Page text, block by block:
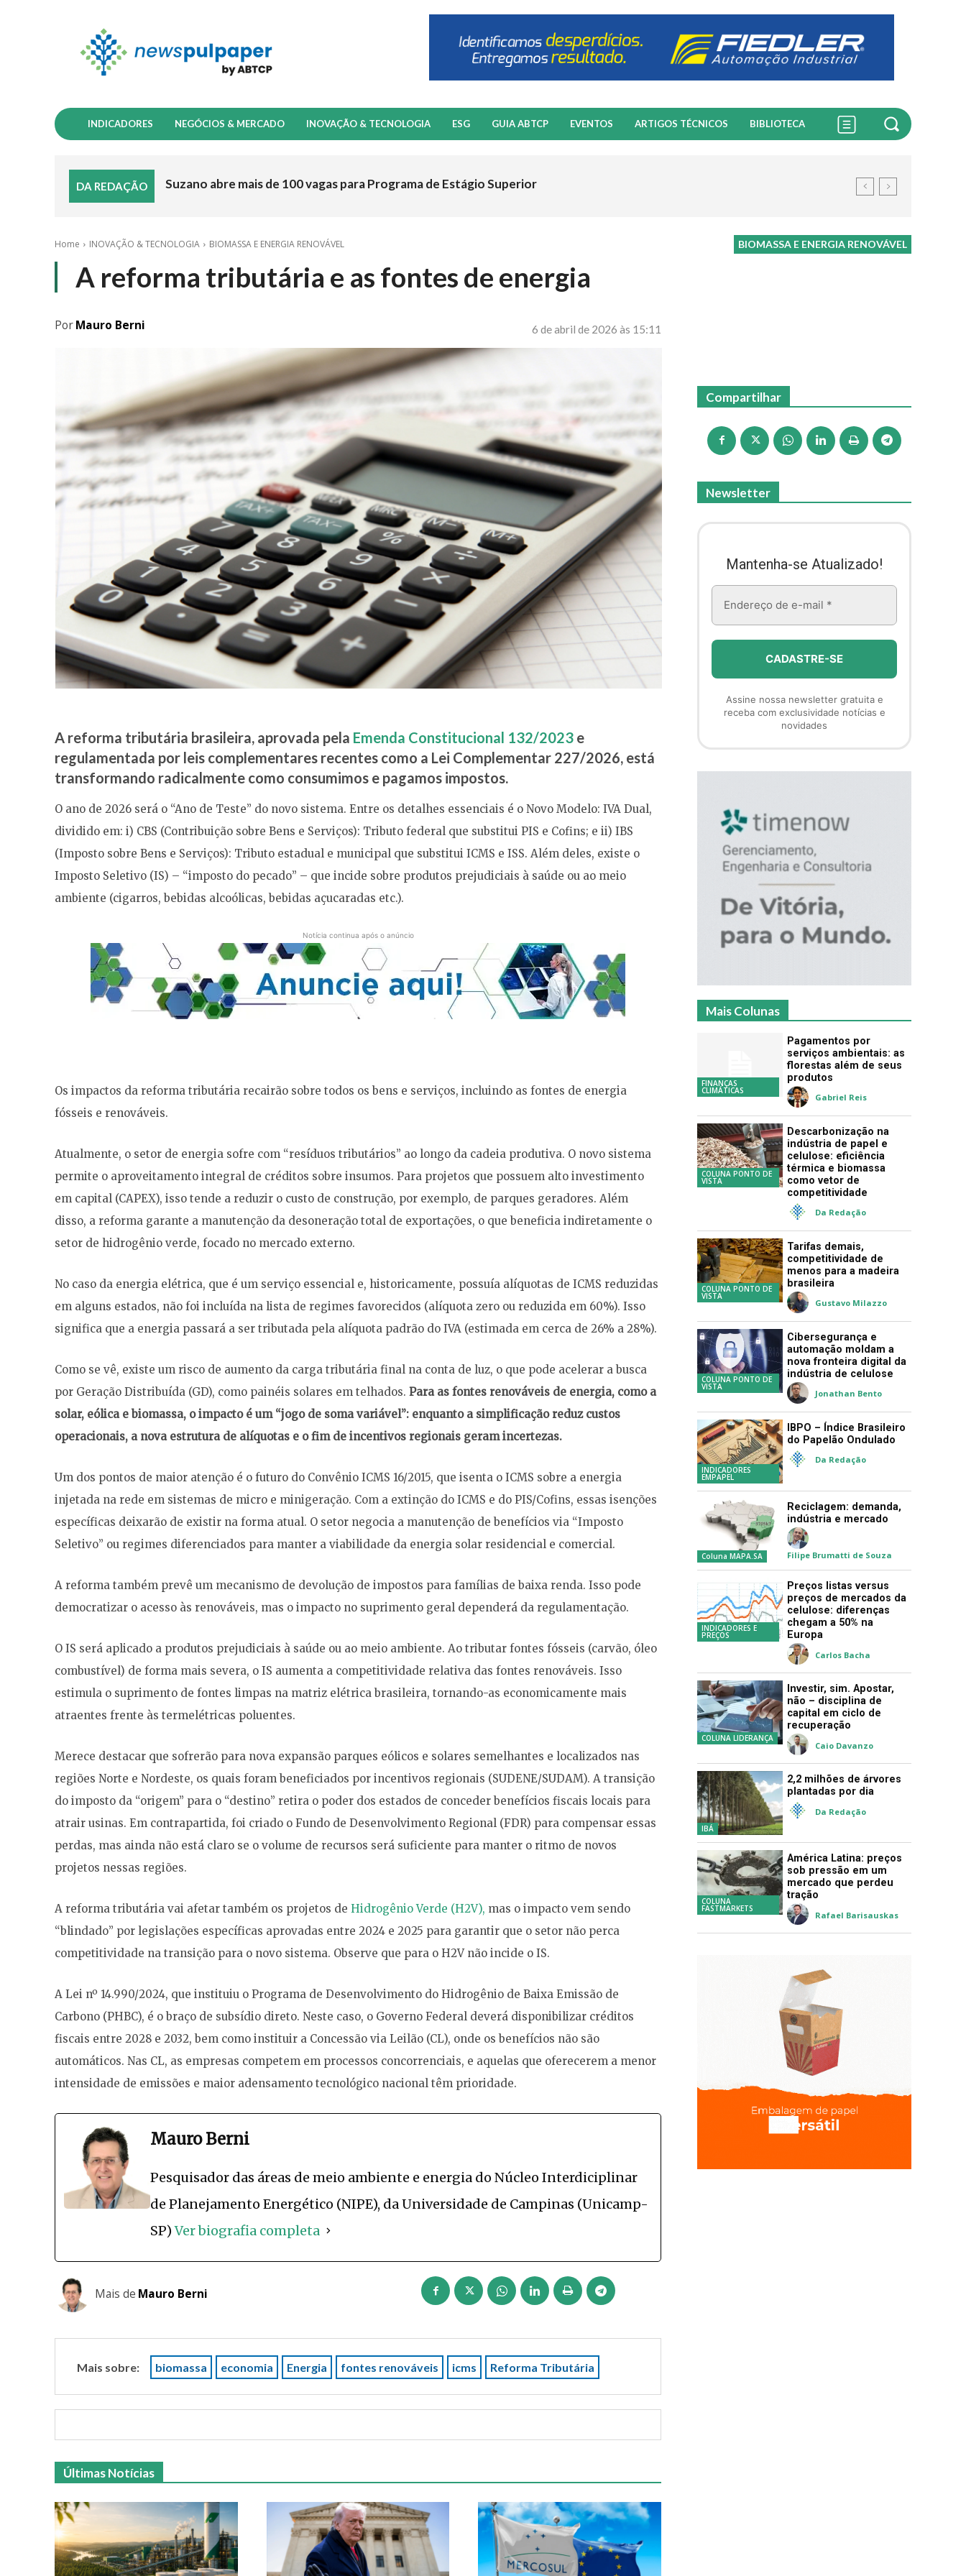
INDICADORES NEGÓCIOS & MERCADO INOVAÇÃO & TECNOLOGIA ESG GUIA ABTCP EVENTOS ARTIGOS TÉCNICOS BIBLIOTECA
DA REDAÇÃO Suzano abre mais de 100 vagas para Programa de Estágio Superior
Home INOVAÇÃO & TECNOLOGIA BIOMASSA E ENERGIA RENOVÁVEL
A reforma tributária e as fontes de energia
BIOMASSA E ENERGIA RENOVÁVEL
PorMauro Berni 6 de abril de 2026 às 15:11
A reforma tributária brasileira, aprovada pela Emenda Constitucional 132/2023 e
regulamentada por leis complementares recentes como a Lei Complementar 227/2026, está
transformando radicalmente como consumimos e pagamos impostos.
O ano de 2026 será o “Ano de Teste” do novo sistema. Entre os detalhes essenciais é o Novo Modelo: IVA Dual,
dividido em: i) CBS (Contribuição sobre Bens e Serviços): Tributo federal que substitui PIS e Cofins; e ii) IBS
(Imposto sobre Bens e Serviços): Tributo estadual e municipal que substitui ICMS e ISS. Além deles, existe o
Imposto Seletivo (IS) – “imposto do pecado” – que incide sobre produtos prejudiciais à saúde ou ao meio
ambiente (cigarros, bebidas alcoólicas, bebidas açucaradas etc.).
Notícia continua após o anúncio
Os impactos da reforma tributária recairão sobre todos os bens e serviços, incluindo as fontes de energia
fósseis e renováveis.
Atualmente, o setor de energia sofre com “resíduos tributários” ao longo da cadeia produtiva. O novo sistema
permite o aproveitamento integral de créditos sobre insumos. Para projetos que possuem alto investimento
em capital (CAPEX), isso tende a reduzir o custo de construção, por exemplo, de parques geradores. Além
disso, a reforma garante a manutenção da desoneração total de exportações, o que beneficia indiretamente o
setor de hidrogênio verde, focado no mercado externo.
No caso da energia elétrica, que é um serviço essencial e, historicamente, possuía alíquotas de ICMS reduzidas
em alguns estados, não foi incluída na lista de regimes favorecidos (alíquota zero ou reduzida em 60%). Isso
significa que a energia passará a ser tributada pela alíquota padrão do IVA (estimada em cerca de 26% a 28%).
Como se vê, existe um risco de aumento da carga tributária final na conta de luz, o que pode acelerar a busca
por Geração Distribuída (GD), como painéis solares em telhados. Para as fontes renováveis de energia, como a
solar, eólica e biomassa, o impacto é um “jogo de soma variável”: enquanto a simplificação reduz custos
operacionais, a nova estrutura de alíquotas e o fim de incentivos regionais geram incertezas.
Um dos pontos de maior atenção é o futuro do Convênio ICMS 16/2015, que isenta o ICMS sobre a energia
injetada na rede em sistemas de micro e minigeração. Com a extinção do ICMS e do PIS/Cofins, essas isenções
específicas deixarão de existir na forma atual. O setor negocia a manutenção de benefícios via “Imposto
Seletivo” ou regimes diferenciados para manter a viabilidade da energia solar residencial e comercial.
A reforma também prevê um mecanismo de devolução de impostos para famílias de baixa renda. Isso pode
democratizar o acesso às renováveis, mas o impacto no suprimento geral dependerá da regulamentação.
O IS será aplicado a produtos prejudiciais à saúde ou ao meio ambiente. Ao tributar fontes fósseis (carvão, óleo
combustível) de forma mais severa, o IS aumenta a competitividade relativa das fontes renováveis. Isso
estimula o suprimento de fontes limpas na matriz elétrica brasileira, tornando-as economicamente mais
atraentes frente às termelétricas poluentes.
Merece destacar que sofrerão para nova expansão parques eólicos e solares semelhantes e localizados nas
regiões Norte e Nordeste, os quais foram beneficiados por incentivos regionais (SUDENE/SUDAM). A transição
do imposto da “origem” para o “destino” retira o poder dos estados de conceder benefícios fiscais locais para
atrair usinas. Em contrapartida, foi criado o Fundo de Desenvolvimento Regional (FDR) para compensar essas
perdas, mas ainda não está claro se o volume de recursos será suficiente para manter o ritmo de novos
projetos nessas regiões.
A reforma tributária vai afetar também os projetos de Hidrogênio Verde (H2V), mas o impacto vem sendo
“blindado” por legislações específicas aprovadas entre 2024 e 2025 para garantir que o setor não perca
competitividade na transição para o novo sistema. Observe que para o H2V não incide o IS.
A Lei nº 14.990/2024, que instituiu o Programa de Desenvolvimento do Hidrogênio de Baixa Emissão de
Carbono (PHBC), é o braço de subsídio direto. Neste caso, o Governo Federal deverá disponibilizar créditos
fiscais entre 2028 e 2032, bem como instituir a Concessão via Leilão (CL), onde os benefícios não são
automáticos. Nas CL, as empresas competem em processos concorrenciais, e aquelas que oferecerem a menor
intensidade de emissões e maior adensamento tecnológico nacional têm prioridade.
Mauro Berni
Pesquisador das áreas de meio ambiente e energia do Núcleo Interdiciplinar
de Planejamento Energético (NIPE), da Universidade de Campinas (Unicamp-
SP)Ver biografia completa
Mais de Mauro Berni
Mais sobre: biomassa economia Energia fontes renováveis icms Reforma Tributária
Últimas Notícias
Compartilhar
Newsletter
Mantenha-se Atualizado!
Assine nossa newsletter gratuita e
receba com exclusividade notícias e
novidades
Mais Colunas
FINANÇAS
CLIMÁTICAS
Pagamentos por
serviços ambientais: as
florestas além de seus
produtos
Gabriel Reis
COLUNA PONTO DE
VISTA
Descarbonização na
indústria de papel e
celulose: eficiência
térmica e biomassa
como vetor de
competitividade
Da Redação
COLUNA PONTO DE
VISTA
Tarifas demais,
competitividade de
menos para a madeira
brasileira
Gustavo Milazzo
COLUNA PONTO DE
VISTA
Cibersegurança e
automação moldam a
nova fronteira digital da
indústria de celulose
Jonathan Bento
INDICADORES
EMPAPEL
IBPO – Índice Brasileiro
do Papelão Ondulado
Da Redação
Coluna MAPA.SA
Reciclagem: demanda,
indústria e mercado
Filipe Brumatti de Souza
INDICADORES E
PREÇOS
Preços listas versus
preços de mercados da
celulose: diferenças
chegam a 50% na
Europa
Carlos Bacha
COLUNA LIDERANÇA
Investir, sim. Apostar,
não – disciplina de
capital em ciclo de
recuperação
Caio Davanzo
IBÁ
2,2 milhões de árvores
plantadas por dia
Da Redação
COLUNA
FASTMARKETS
América Latina: preços
sob pressão em um
mercado que perdeu
tração
Rafael Barisauskas